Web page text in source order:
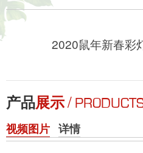
2020鼠年新春彩
产品展示/
视频图片 详情